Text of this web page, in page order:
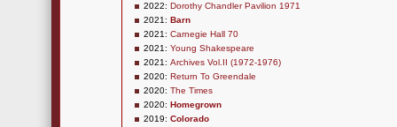
2022: Dorothy Chandler Pavilion 1971
2021: Barn
2021: Carnegie Hall 70
2021: Young Shakespeare
2021: Archives Vol.II (1972-1976)
2020: Return To Greendale
2020: The Times
2020: Homegrown
2019: Colorado